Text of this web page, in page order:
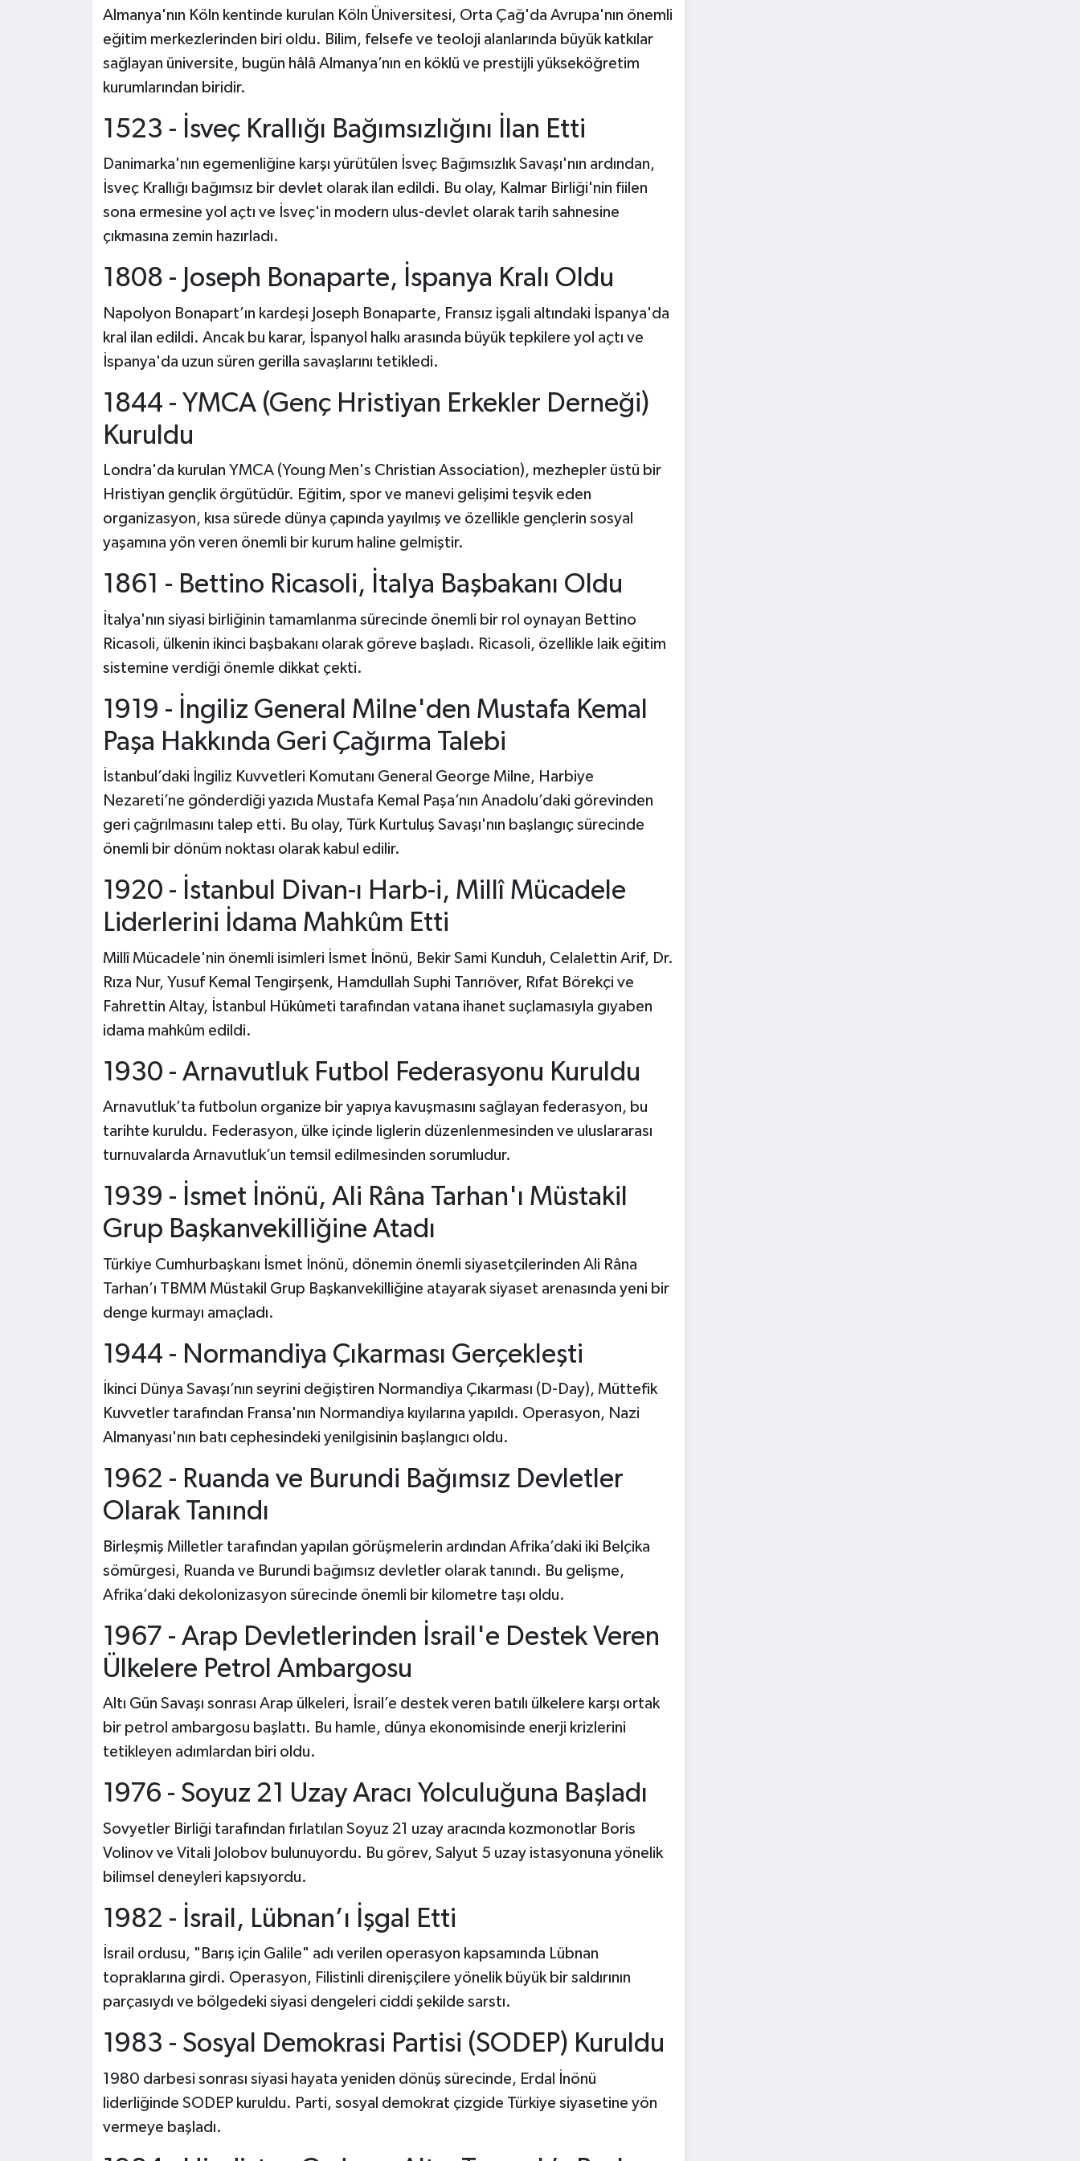
Almanya'nın Köln kentinde kurulan Köln Üniversitesi, Orta Çağ'da Avrupa'nın önemli
eğitim merkezlerinden biri oldu. Bilim, felsefe ve teoloji alanlarında büyük katkılar
sağlayan üniversite, bugün hâlâ Almanya’nın en köklü ve prestijli yükseköğretim
kurumlarından biridir.
1523 - İsveç Krallığı Bağımsızlığını İlan Etti
Danimarka'nın egemenliğine karşı yürütülen İsveç Bağımsızlık Savaşı'nın ardından,
İsveç Krallığı bağımsız bir devlet olarak ilan edildi. Bu olay, Kalmar Birliği'nin fiilen
sona ermesine yol açtı ve İsveç'in modern ulus-devlet olarak tarih sahnesine
çıkmasına zemin hazırladı.
1808 - Joseph Bonaparte, İspanya Kralı Oldu
Napolyon Bonapart’ın kardeşi Joseph Bonaparte, Fransız işgali altındaki İspanya'da
kral ilan edildi. Ancak bu karar, İspanyol halkı arasında büyük tepkilere yol açtı ve
İspanya'da uzun süren gerilla savaşlarını tetikledi.
1844 - YMCA (Genç Hristiyan Erkekler Derneği)
Kuruldu
Londra'da kurulan YMCA (Young Men's Christian Association), mezhepler üstü bir
Hristiyan gençlik örgütüdür. Eğitim, spor ve manevi gelişimi teşvik eden
organizasyon, kısa sürede dünya çapında yayılmış ve özellikle gençlerin sosyal
yaşamına yön veren önemli bir kurum haline gelmiştir.
1861 - Bettino Ricasoli, İtalya Başbakanı Oldu
İtalya'nın siyasi birliğinin tamamlanma sürecinde önemli bir rol oynayan Bettino
Ricasoli, ülkenin ikinci başbakanı olarak göreve başladı. Ricasoli, özellikle laik eğitim
sistemine verdiği önemle dikkat çekti.
1919 - İngiliz General Milne'den Mustafa Kemal
Paşa Hakkında Geri Çağırma Talebi
İstanbul’daki İngiliz Kuvvetleri Komutanı General George Milne, Harbiye
Nezareti’ne gönderdiği yazıda Mustafa Kemal Paşa’nın Anadolu’daki görevinden
geri çağrılmasını talep etti. Bu olay, Türk Kurtuluş Savaşı'nın başlangıç sürecinde
önemli bir dönüm noktası olarak kabul edilir.
1920 - İstanbul Divan-ı Harb-i, Millî Mücadele
Liderlerini İdama Mahkûm Etti
Millî Mücadele'nin önemli isimleri İsmet İnönü, Bekir Sami Kunduh, Celalettin Arif, Dr.
Rıza Nur, Yusuf Kemal Tengirşenk, Hamdullah Suphi Tanrıöver, Rıfat Börekçi ve
Fahrettin Altay, İstanbul Hükûmeti tarafından vatana ihanet suçlamasıyla gıyaben
idama mahkûm edildi.
1930 - Arnavutluk Futbol Federasyonu Kuruldu
Arnavutluk’ta futbolun organize bir yapıya kavuşmasını sağlayan federasyon, bu
tarihte kuruldu. Federasyon, ülke içinde liglerin düzenlenmesinden ve uluslararası
turnuvalarda Arnavutluk’un temsil edilmesinden sorumludur.
1939 - İsmet İnönü, Ali Râna Tarhan'ı Müstakil
Grup Başkanvekilliğine Atadı
Türkiye Cumhurbaşkanı İsmet İnönü, dönemin önemli siyasetçilerinden Ali Râna
Tarhan’ı TBMM Müstakil Grup Başkanvekilliğine atayarak siyaset arenasında yeni bir
denge kurmayı amaçladı.
1944 - Normandiya Çıkarması Gerçekleşti
İkinci Dünya Savaşı’nın seyrini değiştiren Normandiya Çıkarması (D-Day), Müttefik
Kuvvetler tarafından Fransa'nın Normandiya kıyılarına yapıldı. Operasyon, Nazi
Almanyası'nın batı cephesindeki yenilgisinin başlangıcı oldu.
1962 - Ruanda ve Burundi Bağımsız Devletler
Olarak Tanındı
Birleşmiş Milletler tarafından yapılan görüşmelerin ardından Afrika’daki iki Belçika
sömürgesi, Ruanda ve Burundi bağımsız devletler olarak tanındı. Bu gelişme,
Afrika’daki dekolonizasyon sürecinde önemli bir kilometre taşı oldu.
1967 - Arap Devletlerinden İsrail'e Destek Veren
Ülkelere Petrol Ambargosu
Altı Gün Savaşı sonrası Arap ülkeleri, İsrail’e destek veren batılı ülkelere karşı ortak
bir petrol ambargosu başlattı. Bu hamle, dünya ekonomisinde enerji krizlerini
tetikleyen adımlardan biri oldu.
1976 - Soyuz 21 Uzay Aracı Yolculuğuna Başladı
Sovyetler Birliği tarafından fırlatılan Soyuz 21 uzay aracında kozmonotlar Boris
Volinov ve Vitali Jolobov bulunuyordu. Bu görev, Salyut 5 uzay istasyonuna yönelik
bilimsel deneyleri kapsıyordu.
1982 - İsrail, Lübnan’ı İşgal Etti
İsrail ordusu, "Barış için Galile" adı verilen operasyon kapsamında Lübnan
topraklarına girdi. Operasyon, Filistinli direnişçilere yönelik büyük bir saldırının
parçasıydı ve bölgedeki siyasi dengeleri ciddi şekilde sarstı.
1983 - Sosyal Demokrasi Partisi (SODEP) Kuruldu
1980 darbesi sonrası siyasi hayata yeniden dönüş sürecinde, Erdal İnönü
liderliğinde SODEP kuruldu. Parti, sosyal demokrat çizgide Türkiye siyasetine yön
vermeye başladı.